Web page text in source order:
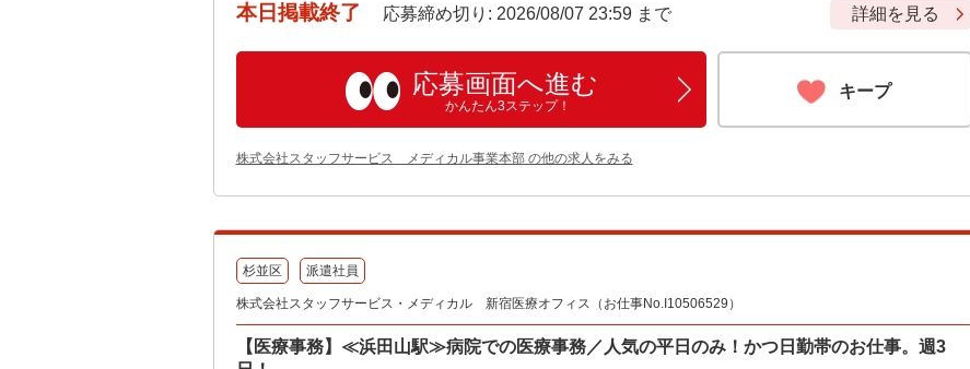
本日掲載終了 応募締め切り: 2026/08/07 23:59 まで 詳細を見る
応募画面へ進む
かんたん3ステップ！
キープ
株式会社スタッフサービス メディカル事業本部 の他の求人をみる
杉並区 派遣社員
株式会社スタッフサービス・メディカル 新宿医療オフィス（お仕事No.I10506529）
【医療事務】≪浜田山駅≫病院での医療事務／人気の平日のみ！かつ日勤帯のお仕事。週3